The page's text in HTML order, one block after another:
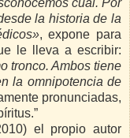
la historia de la
, expone para
le lleva a escribir:
tronco. Ambos tiene
la omnipotencia de
pronunciadas,
el propio autor